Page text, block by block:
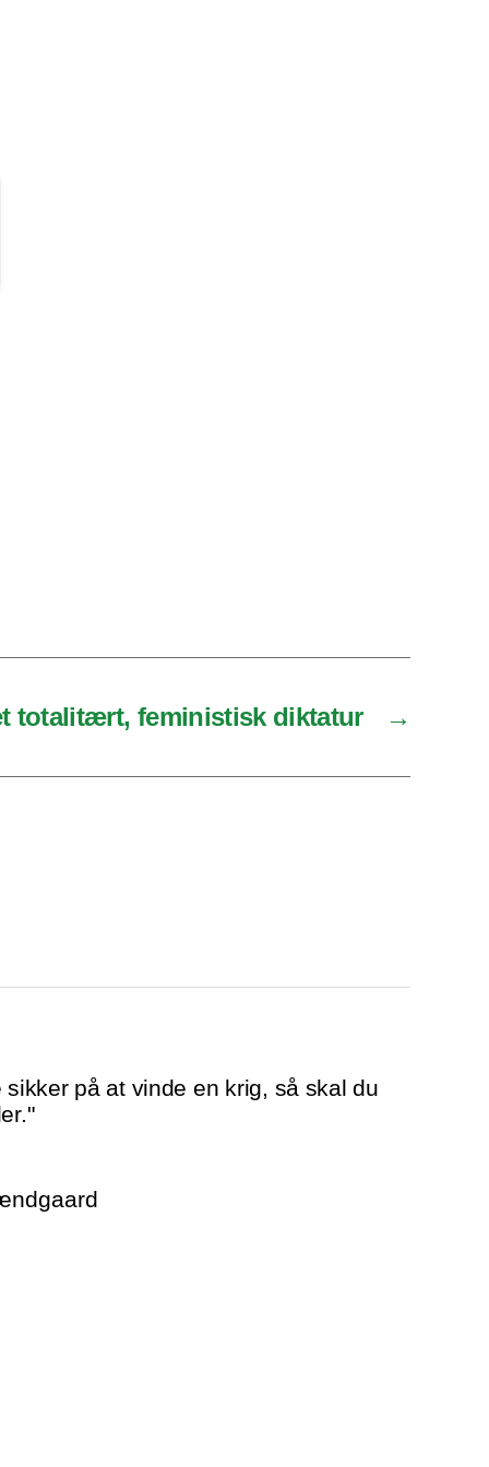
→
totalitært, feministisk diktatur
på at vinde en krig, så skal du